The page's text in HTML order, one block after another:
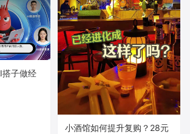
搭子做经
小酒馆如何提升复购？28元